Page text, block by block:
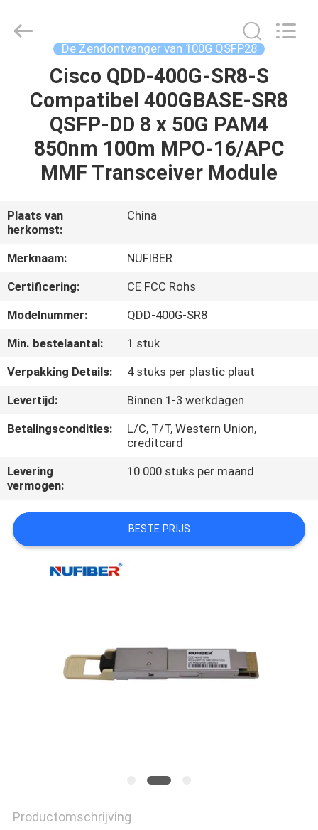
PRODUCTEN
ONGEVEER
FABRIEKSREIS
KWALITEITSCONTROLE
CONTACTEER
ONS
NIEUWS
VERZOEK
OM
EEN
CITAAT
Co.,Ltd.
De Zendontvanger van 100G QSFP28
Cisco QDD-400G-SR8-S
Compatibel 400GBASE-SR8
QSFP-DD 8 x 50G PAM4
850nm 100m MPO-16/APC
MMF Transceiver Module
Plaats van
herkomst:
China
Merknaam:
NUFIBER
Certificering:
CE FCC Rohs
Modelnummer:
QDD-400G-SR8
Min. bestelaantal:
1 stuk
Verpakking Details:
4 stuks per plastic plaat
Levertijd:
Binnen 1-3 werkdagen
Betalingscondities:
L/C, T/T, Western Union,
creditcard
Levering
vermogen:
10.000 stuks per maand
BESTE PRIJS
Productomschrijving